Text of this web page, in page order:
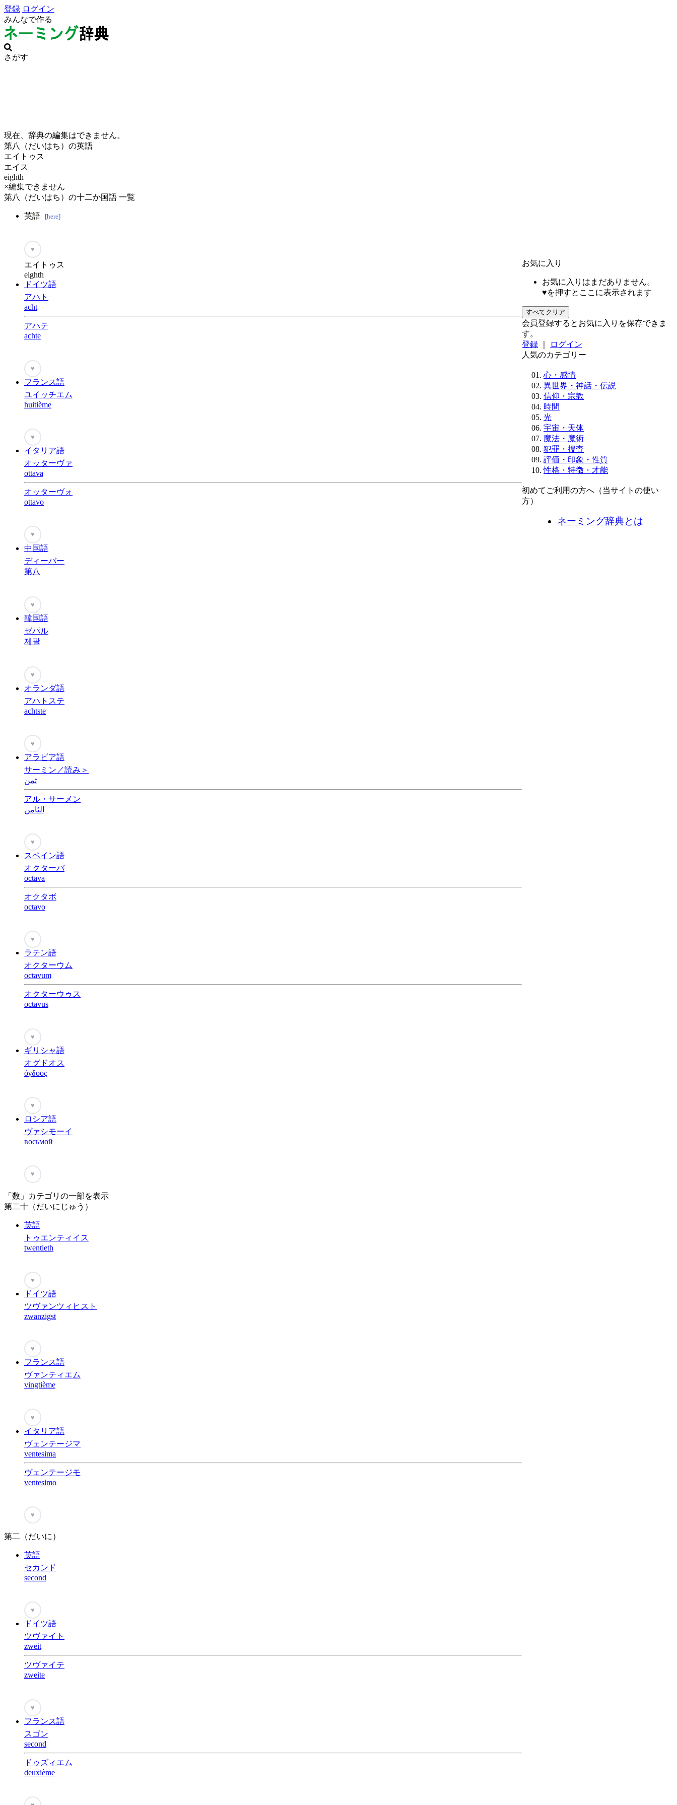
登録 ログイン
みんなで作る
さがす
現在、辞典の編集はできません。
第八（だいはち）の英語
エイトゥス
エイス
eighth
×編集できません
第八（だいはち）の十二か国語 一覧
英語 [here]
♥
エイトゥス
eighth
ドイツ語
アハト
acht
アハテ
achte
♥
フランス語
ユイッチエム
huitième
♥
イタリア語
オッターヴァ
ottava
オッターヴォ
ottavo
♥
中国語
ディーバー
第八
♥
韓国語
ゼパル
제팔
♥
オランダ語
アハトステ
achtste
♥
アラビア語
サーミン／読み＞
ثمن
アル・サーメン
الثامن
♥
スペイン語
オクターバ
octava
オクタボ
octavo
♥
ラテン語
オクターウム
octavum
オクターウゥス
octavus
♥
ギリシャ語
オグドオス
όγδοος
♥
ロシア語
ヴァシモーイ
восьмой
♥
「数」カテゴリの一部を表示
第二十（だいにじゅう）
英語
トゥエンティイス
twentieth
♥
ドイツ語
ツヴァンツィヒスト
zwanzigst
♥
フランス語
ヴァンティエム
vingtième
♥
イタリア語
ヴェンテージマ
ventesima
ヴェンテージモ
ventesimo
♥
第二（だいに）
英語
セカンド
second
♥
ドイツ語
ツヴァイト
zweit
ツヴァイテ
zweite
♥
フランス語
スゴン
second
ドゥズィエム
deuxième
お気に入り
お気に入りはまだありません。
♥を押すとここに表示されます
すべてクリア
会員登録するとお気に入りを保存できま
す。
登録
ログイン
人気のカテゴリー
心・感情
異世界・神話・伝説
信仰・宗教
時間
光
宇宙・天体
魔法・魔術
犯罪・捜査
評価・印象・性質
性格・特徴・才能
初めてご利用の方へ（当サイトの使い
方）
ネーミング辞典とは